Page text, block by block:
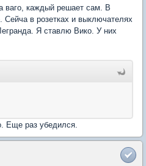
ваго, каждый решает сам. В
Сейча в розетках и выключателях
Я ставлю Вико. У них
Еще раз убедился.